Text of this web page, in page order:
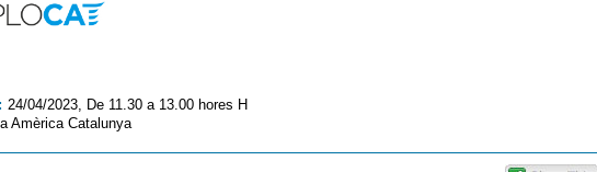
24/04/2023, De 11.30 a 13.00 hores H
Amèrica Catalunya